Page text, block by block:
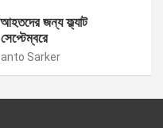
জন্য ফ্ল্যাট
Sarker